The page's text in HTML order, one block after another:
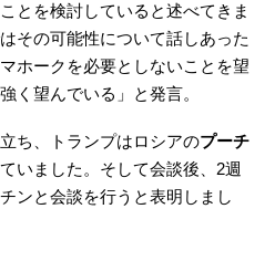
とを検討していると述べてきま
その可能性について話しあった
ホークを必要としないことを望
く望んでいる」と発言。
ち、トランプはロシアのプーチ
いました。そして会談後、2週
ンと会談を行うと表明しまし